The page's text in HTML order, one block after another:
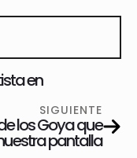
en
SIGUIENTE
los Goya que
pantalla